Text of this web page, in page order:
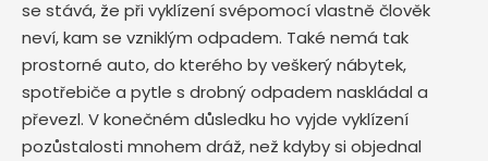
se stává, že při vyklízení svépomocí vlastně člověk
neví, kam se vzniklým odpadem. Také nemá tak
prostorné auto, do kterého by veškerý nábytek,
spotřebiče a pytle s drobný odpadem naskládal a
převezl. V konečném důsledku ho vyjde vyklízení
pozůstalosti mnohem dráž, než kdyby si objednal